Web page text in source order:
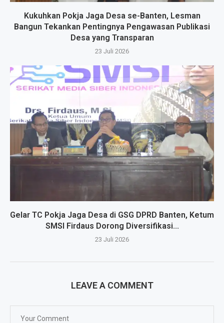
Kukuhkan Pokja Jaga Desa se-Banten, Lesman
Bangun Tekankan Pentingnya Pengawasan Publikasi
Desa yang Transparan
23 Juli 2026
Gelar TC Pokja Jaga Desa di GSG DPRD Banten, Ketum
SMSI Firdaus Dorong Diversifikasi...
23 Juli 2026
LEAVE A COMMENT